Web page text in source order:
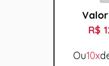
R$
Ou10x